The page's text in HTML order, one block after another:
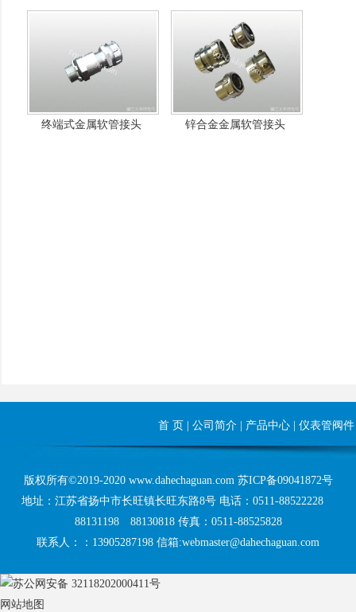
终端式金属软管接头 锌合金金属软管接头
首 页 公司简介| 产品中心| 仪表管阀件
版权所有©2019-2020 www.dahechaguan.com 苏ICP备09041872号
地址：江苏省扬中市长旺镇长旺东路8号 电话：0511-88522228
88131198 88130818 传真：0511-88525828
联系人：：13905287198 信箱:webmaster@dahechaguan.com
苏公网安备 32118202000411号
网站地图